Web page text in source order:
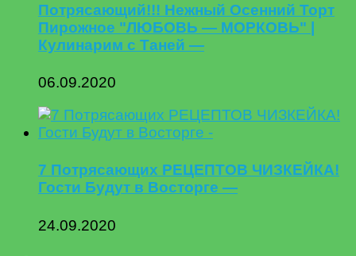
Потрясающий!!! Нежный Осенний Торт
Пирожное "ЛЮБОВЬ — МОРКОВЬ" |
Кулинарим с Таней —
06.09.2020
7 Потрясающих РЕЦЕПТОВ ЧИЗКЕЙКА!
Гости Будут в Восторге —
24.09.2020